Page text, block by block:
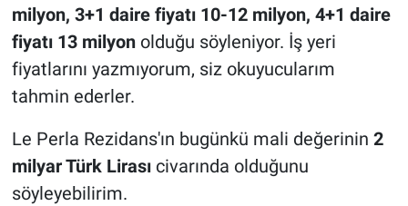
milyon, 3+1 daire fiyatı 10-12 milyon, 4+1 daire
fiyatı 13 milyonolduğu söyleniyor. İş yeri
fiyatlarını yazmıyorum, siz okuyucularım
tahmin ederler.
Le Perla Rezidans'ın bugünkü mali değerinin 2
milyar Türk Lirasıcivarında olduğunu
söyleyebilirim.